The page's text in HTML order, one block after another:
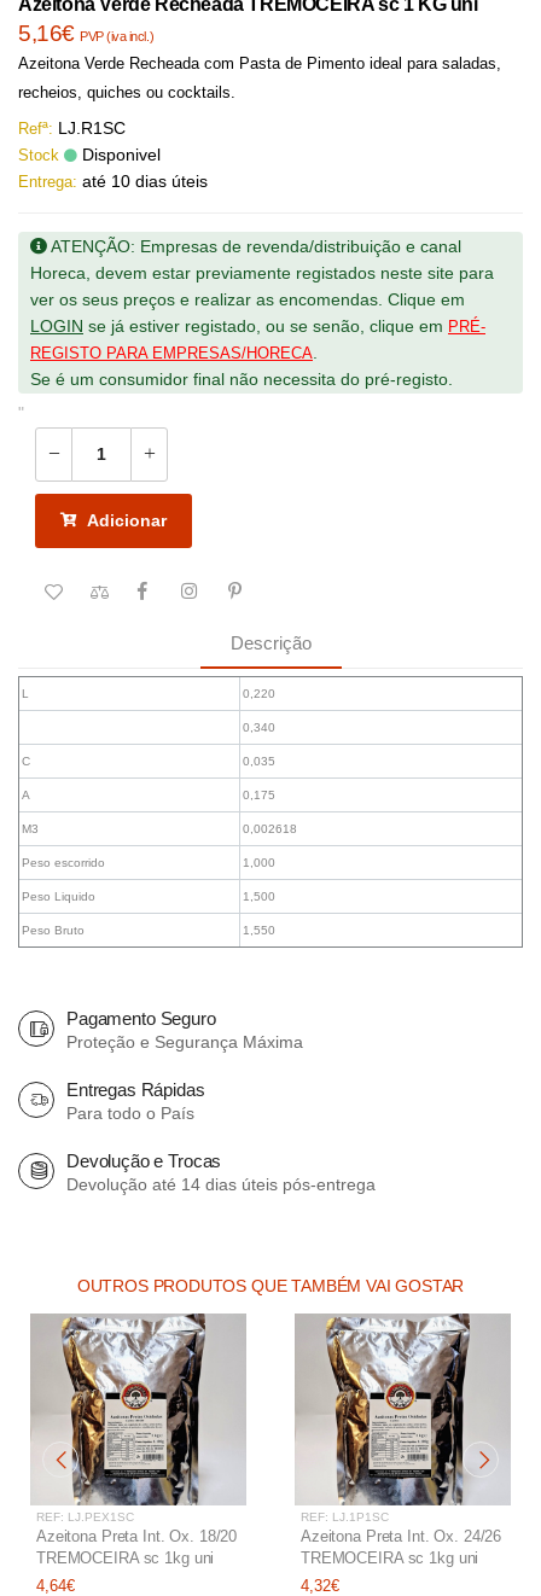
Descrição
L 0,220
0,340
C 0,035
A 0,175
M3 0,002618
Peso escorrido 1,000
Peso Liquido 1,500
Peso Bruto 1,550
Azeitona Verde Recheada TREMOCEIRA sc 1 KG uni
5,16€PVP (iva incl.)
Azeitona Verde Recheada com Pasta de Pimento ideal para saladas,
recheios, quiches ou cocktails.
Refª: LJ.R1SC
Stock Disponivel
Entrega: até 10 dias úteis
ATENÇÃO: Empresas de revenda/distribuição e canal
Horeca, devem estar previamente registados neste site para
ver os seus preços e realizar as encomendas. Clique em
LOGIN se já estiver registado, ou se senão, clique em PRÉ-
REGISTO PARA EMPRESAS/HORECA
Se é um consumidor final não necessita do pré-registo.
"
Adicionar
Pagamento Seguro
Proteção e Segurança Máxima
Entregas Rápidas
Para todo o País
Devolução e Trocas
Devolução até 14 dias úteis pós-entrega
OUTROS PRODUTOS QUE TAMBÉM VAI GOSTAR
REF: LJ.PEX1SC
Azeitona Preta Int. Ox. 18/20
TREMOCEIRA sc 1kg uni
4,64€
REF: LJ.1P1SC
Azeitona Preta Int. Ox. 24/26
TREMOCEIRA sc 1kg uni
4,32€